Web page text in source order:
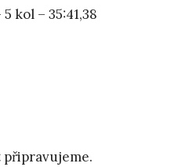
kol – 35:41,38